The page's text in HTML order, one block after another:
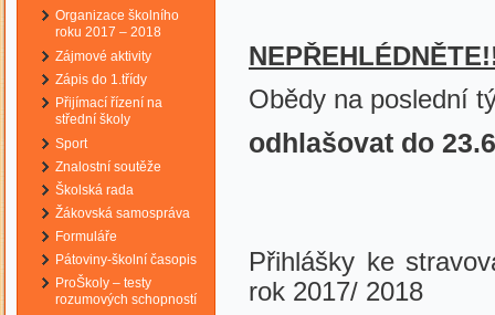
Organizace školního
roku 2017 – 2018
Zájmové aktivity
Zápis do 1.třídy
Přijímací řízení na
střední školy
Sport
Znalostní soutěže
Školská rada
Žákovská samospráva
Formuláře
Pátoviny-školní časopis
ProŠkoly – testy
rozumových schopností
Obědy na poslední
odhlašovat do
Přihlášky ke
rok 2017/ 2018